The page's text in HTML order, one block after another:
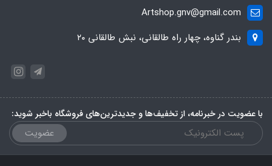
Artshop.gnv@gmail.com
بندر گناوه، چهار راه طالقانی، نبش طالقانی ۲۰
با عضویت در خبرنامه، از تخفیف‌ها و جدیدترین‌های فروشگاه باخبر شوید:
عضویت